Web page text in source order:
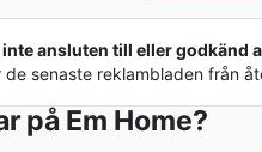
ansluten till eller godkänd
de senaste reklambladen från
på Em Home?